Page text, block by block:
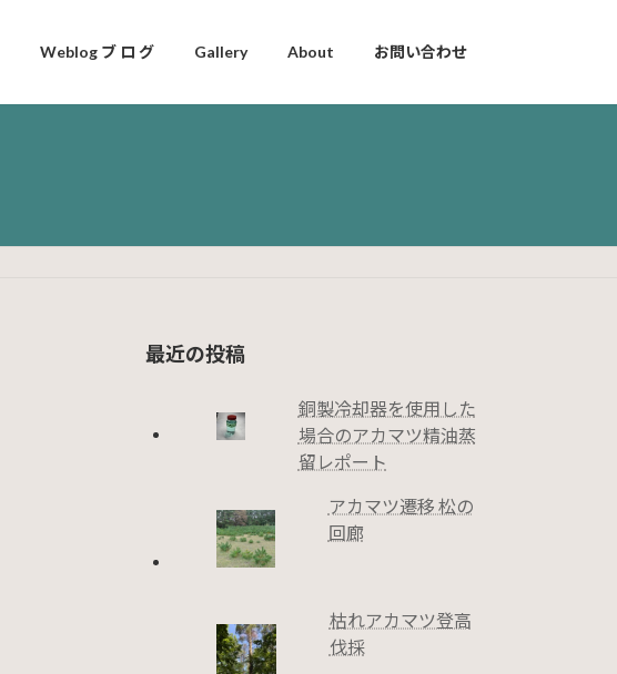
Weblog ブ ロ グ Gallery About お問い合わせ
最近の投稿
銅製冷却器を使用した
場合のアカマツ精油蒸
留レポート
アカマツ遷移 松の
回廊
枯れアカマツ登高
伐採